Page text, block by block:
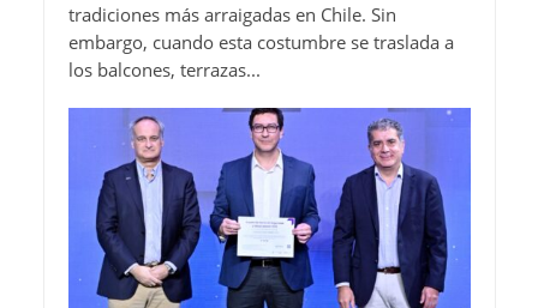
tradiciones más arraigadas en Chile. Sin
embargo, cuando esta costumbre se traslada a
los balcones, terrazas...